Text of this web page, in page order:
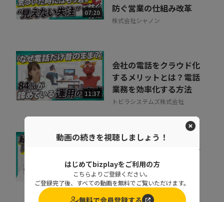
07:20
防ぐ営業の仕組み改革
株式会社シャノン
11:37
会社の電話をクラウド化
するメリットとは？電話
業務を効率化する方法
トビラシステムズ株式会社
07:07
キャリア迷子を防ぐ！組
織をあげた「リスキリン
グ」のヒントとは
株式会社ベネッセコーポレーシ
動画の続きを視聴しましょう！
はじめてbizplayをご利用の方
こちらよりご登録ください。
ご登録完了後、すべての動画を無料でご覧いただけます。
無料で会員登録する